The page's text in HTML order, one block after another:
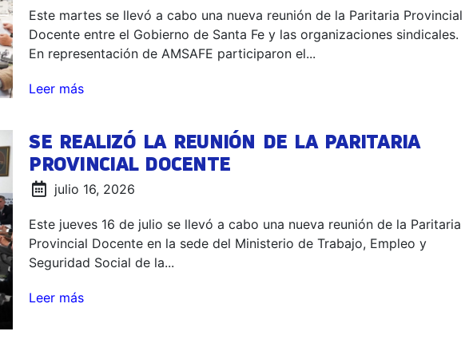
Este martes se llevó a cabo una nueva reunión de la Paritaria Provincial
Docente entre el Gobierno de Santa Fe y las organizaciones sindicales.
En representación de AMSAFE participaron el...
Leer más
SE REALIZÓ LA REUNIÓN DE LA PARITARIA
PROVINCIAL DOCENTE
julio 16, 2026
Este jueves 16 de julio se llevó a cabo una nueva reunión de la Paritaria
Provincial Docente en la sede del Ministerio de Trabajo, Empleo y
Seguridad Social de la...
Leer más